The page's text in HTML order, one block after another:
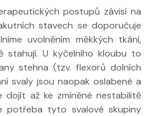
postupů závisí na
stavech se doporučuje
uvolněním měkkých tkání,
stahují. U kyčelního kloubu to
stehna (tzv. flexorů dolních
svaly jsou naopak oslabené a
dojít až ke zmíněné nestabilitě
potřeba tyto svalové skupiny